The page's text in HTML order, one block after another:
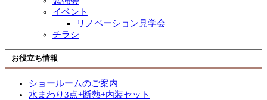
イベント
リノベーション見学会
チラシ
お役立ち情報
ショールームのご案内
水まわり3点+断熱+内装セット